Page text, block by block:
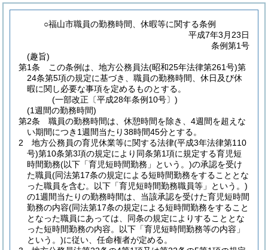
○福山市職員の勤務時間、休暇等に関する条例
平成7年3月23日
条例第1号
(趣旨)
第1条
この条例は、地方公務員法(昭和25年法律第261号)第
24条第5項の規定に基づき、職員の勤務時間、休日及び休
暇に関し必要な事項を定めるものとする。
(一部改正〔平成28年条例10号〕)
(1週間の勤務時間)
第2条
職員の勤務時間は、休憩時間を除き、4週間を超えな
い期間につき1週間当たり38時間45分とする。
2
地方公務員の育児休業等に関する法律(平成3年法律第110
号)第10条第3項の規定により同条第1項に規定する育児短
時間勤務(以下「育児短時間勤務」という。)の承認を受け
た職員(同法第17条の規定による短時間勤務をすることとな
った職員を含む。以下「育児短時間勤務職員等」という。)
の1週間当たりの勤務時間は、当該承認を受けた育児短時間
勤務の内容(同法第17条の規定による短時間勤務をすること
となった職員にあっては、同条の規定によりすることとな
った短時間勤務の内容。以下「育児短時間勤務等の内容」
という。)に従い、任命権者が定める。